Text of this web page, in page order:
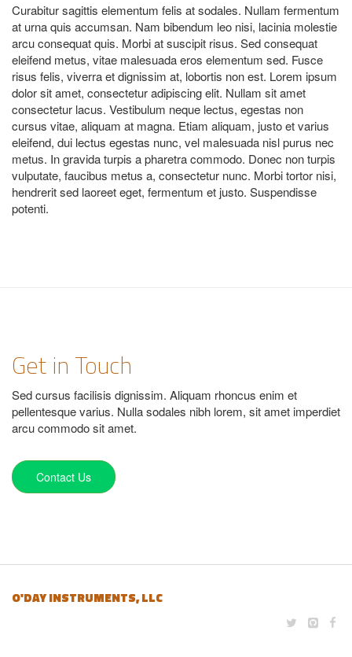
Curabitur sagittis elementum felis at sodales. Nullam fermentum
at urna quis accumsan. Nam bibendum leo nisi, lacinia molestie
arcu consequat quis. Morbi at suscipit risus. Sed consequat
eleifend metus, vitae malesuada eros elementum sed. Fusce
risus felis, viverra et dignissim at, lobortis non est. Lorem ipsum
dolor sit amet, consectetur adipiscing elit. Nullam sit amet
consectetur lacus. Vestibulum neque lectus, egestas non
cursus vitae, aliquam at magna. Etiam aliquam, justo et varius
eleifend, dui lectus egestas nunc, vel malesuada nisl purus nec
metus. In gravida turpis a pharetra commodo. Donec non turpis
vulputate, faucibus metus a, consectetur nunc. Morbi tortor nisi,
hendrerit sed laoreet eget, fermentum et justo. Suspendisse
potenti.
Get in Touch
Sed cursus facilisis dignissim. Aliquam rhoncus enim et
pellentesque varius. Nulla sodales nibh lorem, sit amet imperdiet
arcu commodo sit amet.
Contact Us
O'DAY INSTRUMENTS, LLC